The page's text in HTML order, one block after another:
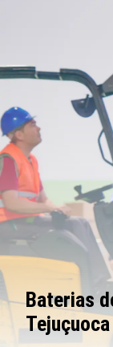
Baterias
Tejuçuoca